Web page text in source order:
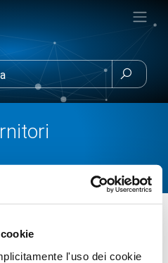
l'uso dei cookie

Ristorazione Tilby
e Fornitori